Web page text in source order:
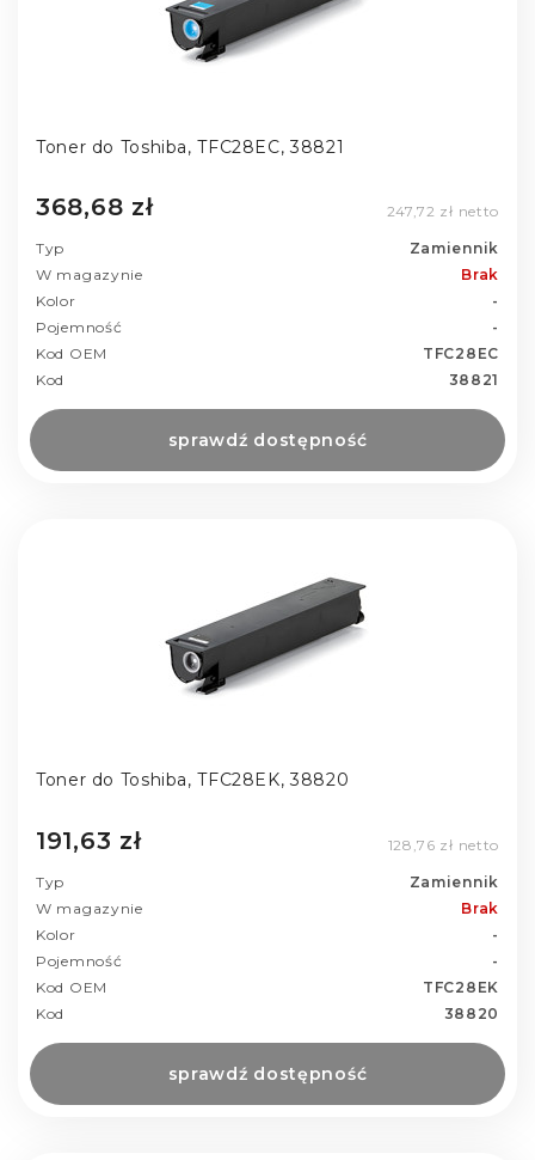
Toner do Toshiba, TFC28EC, 38821
368,68 zł 247,72 zł netto
Typ
Zamiennik
W magazynie
Brak
Kolor
-
Pojemność
-
Kod OEM
TFC28EC
Kod
38821
sprawdź dostępność
Toner do Toshiba, TFC28EK, 38820
191,63 zł 128,76 zł netto
Typ
Zamiennik
W magazynie
Brak
Kolor
-
Pojemność
-
Kod OEM
TFC28EK
Kod
38820
sprawdź dostępność